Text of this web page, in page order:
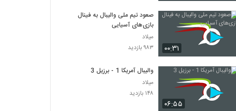
۰۰:۳۱
صعود تیم ملی والیبال به فینال
بازی‌های آسیایی
میلاد
۹۸۳ بازدید
۰۶:۵۵
والیبال آمریکا 1 - برزیل 3
میلاد
۱۴۸ بازدید